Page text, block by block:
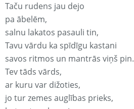
Taču rudens jau dejo
pa ābelēm,
salnu lakatos pasauli tin,
Tavu vārdu ka spīdīgu kastani
savos ritmos un mantrās viņš pin.
Tev tāds vārds,
ar kuru var dižoties,
jo tur zemes auglības prieks,